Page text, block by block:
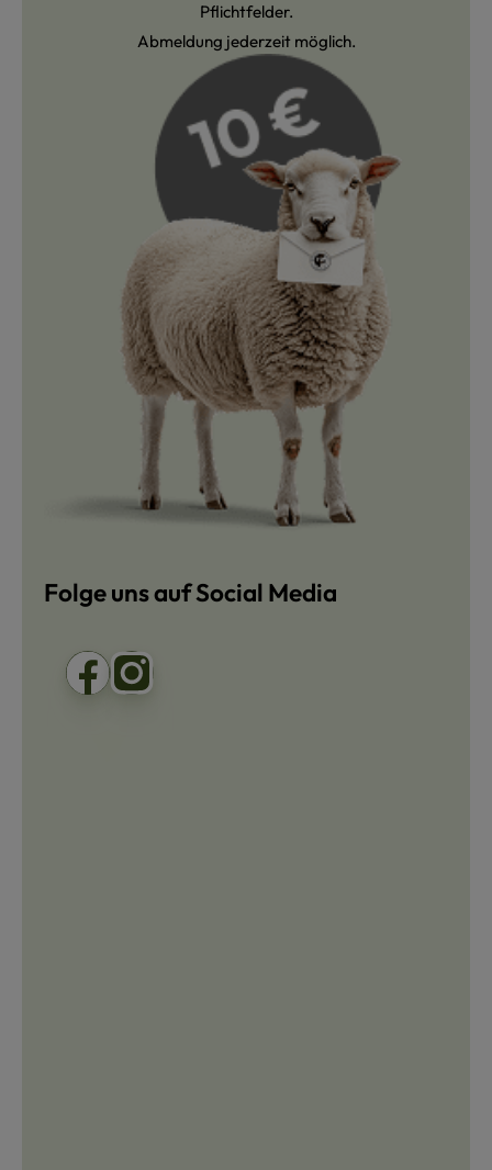
Pflichtfelder.
Abmeldung jederzeit möglich.
Folge uns auf Social Media